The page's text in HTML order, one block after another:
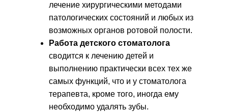
лечение хирургическими методами
патологических состояний и любых из
возможных органов ротовой полости.
Работа детского стоматолога
сводится к лечению детей и
выполнению практически всех тех же
самых функций, что и у стоматолога
терапевта, кроме того, иногда ему
необходимо удалять зубы.